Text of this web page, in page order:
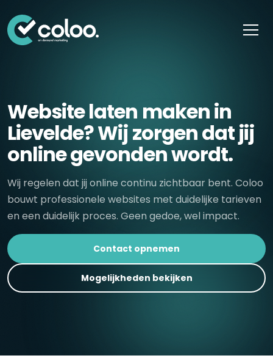
Website laten maken in
Lievelde? Wij zorgen dat jij
online gevonden wordt.
Wij regelen dat jij online continu zichtbaar bent. Coloo
bouwt professionele websites met duidelijke tarieven
en een duidelijk proces. Geen gedoe, wel impact.
Contact opnemen
Mogelijkheden bekijken